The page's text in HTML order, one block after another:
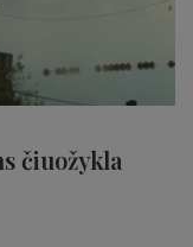
čiuožykla